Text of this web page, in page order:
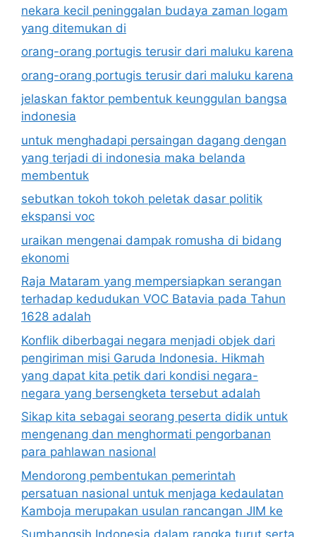
nekara kecil peninggalan budaya zaman logam
yang ditemukan di
orang-orang portugis terusir dari maluku karena
orang-orang portugis terusir dari maluku karena
jelaskan faktor pembentuk keunggulan bangsa
indonesia
untuk menghadapi persaingan dagang dengan
yang terjadi di indonesia maka belanda
membentuk
sebutkan tokoh tokoh peletak dasar politik
ekspansi voc
uraikan mengenai dampak romusha di bidang
ekonomi
Raja Mataram yang mempersiapkan serangan
terhadap kedudukan VOC Batavia pada Tahun
1628 adalah
Konflik diberbagai negara menjadi objek dari
pengiriman misi Garuda Indonesia. Hikmah
yang dapat kita petik dari kondisi negara-
negara yang bersengketa tersebut adalah
Sikap kita sebagai seorang peserta didik untuk
mengenang dan menghormati pengorbanan
para pahlawan nasional
Mendorong pembentukan pemerintah
persatuan nasional untuk menjaga kedaulatan
Kamboja merupakan usulan rancangan JIM ke